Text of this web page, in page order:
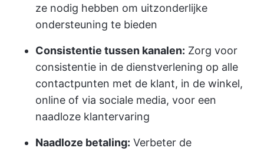
ze nodig hebben om uitzonderlijke
ondersteuning te bieden
Consistentie tussen kanalen: Zorg voor
consistentie in de dienstverlening op alle
contactpunten met de klant, in de winkel,
online of via sociale media, voor een
naadloze klantervaring
Naadloze betaling: Verbeter de